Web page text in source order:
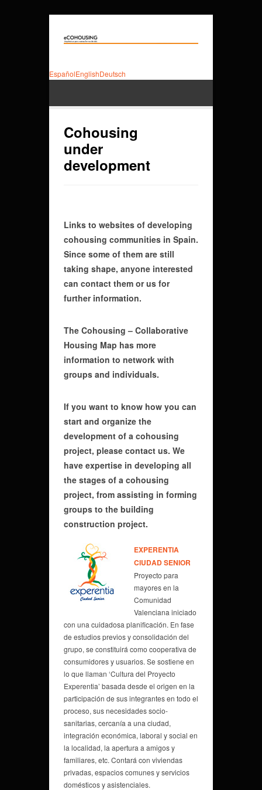
EspañolEnglishDeutsch
Cohousing
under
development
Links to websites of developing
cohousing communities in Spain.
Since some of them are still
taking shape, anyone interested
can contact them or us for
further information.
The Cohousing – Collaborative
Housing Map has more
information to network with
groups and individuals.
If you want to know how you can
start and organize the
development of a cohousing
project, please contact us. We
have expertise in developing all
the stages of a cohousing
project, from assisting in forming
groups to the building
construction project.
EXPERENTIA
CIUDAD SENIOR
Proyecto para
mayores en la
Comunidad
Valenciana iniciado
con una cuidadosa planificación. En fase
de estudios previos y consolidación del
grupo, se constituirá como cooperativa de
consumidores y usuarios. Se sostiene en
lo que llaman ‘Cultura del Proyecto
Experentia’ basada desde el origen en la
participación de sus integrantes en todo el
proceso, sus necesidades socio-
sanitarias, cercanía a una ciudad,
integración económica, laboral y social en
la localidad, la apertura a amigos y
familiares, etc. Contará con viviendas
privadas, espacios comunes y servicios
domésticos y asistenciales.